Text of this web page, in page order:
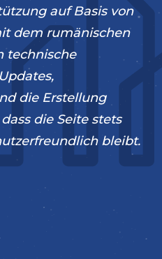
auf Basis von
dem rumänischen
technische
die Erstellung
die Seite stets
bleibt.